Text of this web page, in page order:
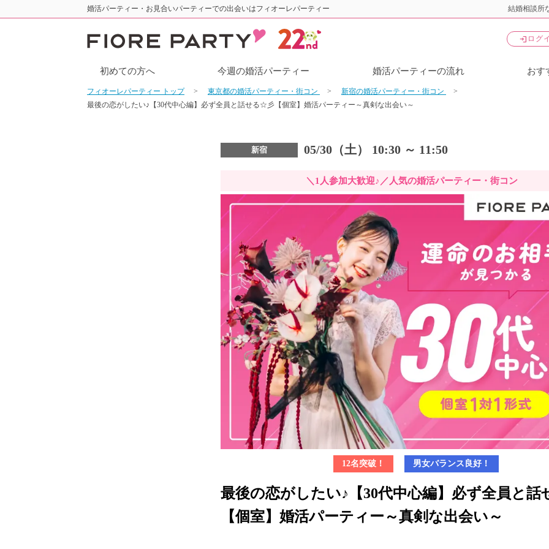
婚活パーティー・お見合いパーティーでの出会いはフィオーレパーティー 結婚相談所
login ログ
初めての方へ 今週の婚活パーティー 婚活パーティーの流れ おす
フィオーレパーティー トップ 東京都の婚活パーティー・街コン
新宿の婚活パーティー・街コン
最後の恋がしたい♪【30代中心編】必ず全員と話せる☆彡【個室】婚活パーティー～真剣な出会い～
新宿 05/30（土） 10:30 ～ 11:50
＼1人参加大歓迎♪／人気の婚活パーティー・街コン
12名突破！ 男女バランス良好！
最後の恋がしたい♪【30代中心編】必ず全員と
【個室】婚活パーティー～真剣な出会い～